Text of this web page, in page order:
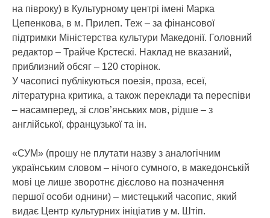
на півроку) в Культурному центрі імені Марка
Цепенкова, в м. Прилеп. Теж – за фінансової
підтримки Міністерства культури Македонії. Головний
редактор – Трайче Крстескі. Наклад не вказаний,
приблизний обсяг – 120 сторінок.
У часописі публікуються поезія, проза, есеї,
літературна критика, а також переклади та переспіви
– насамперед, зі слов’янських мов, рідше – з
англійської, французької та ін.
«СУМ» (прошу не плутати назву з аналогічним
українським словом – нічого сумного, в македонській
мові це лише зворотнє дієслово на позначення
першої особи однини) – мистецький часопис, який
видає Центр культурних ініціатив у м. Штіп.